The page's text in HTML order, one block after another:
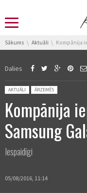
You are here:
Sākums Aktuāli Kompānija iepazīstina ar jauno
Dalies
Posted in:
AKTUĀLI ĀRZEMĒS
Kompānija
Samsung
Iespaidīgi
05/08/2016, 11:14